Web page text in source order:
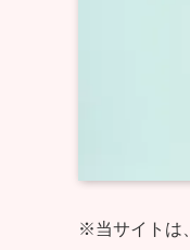
※当サイトは